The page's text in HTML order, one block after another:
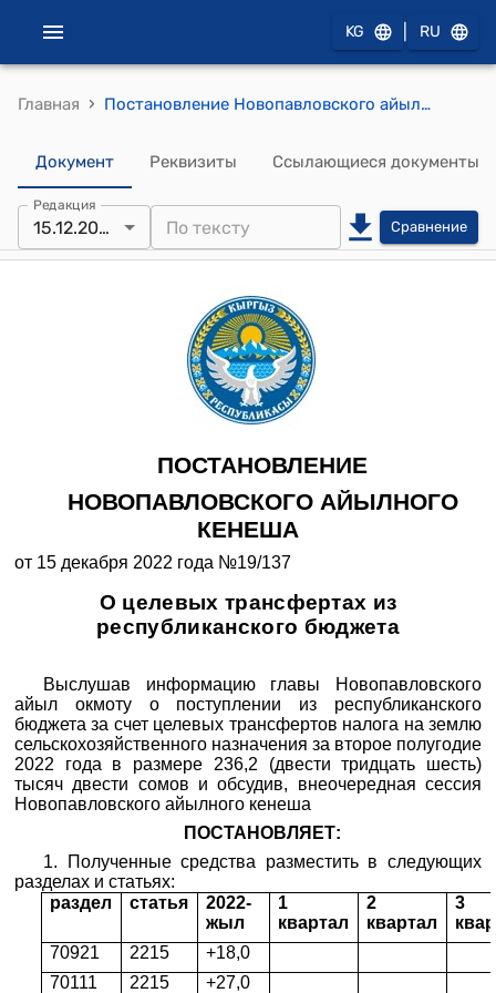
KG RU
Главная › Постановление Новопавловского айылного кнеша от 15 декабря 2022 года №19/137 "О целевых трансфертах из республиканского бюджета"
Документ Реквизиты Ссылающиеся документы
Редакция
15.12.2022 Сравнение